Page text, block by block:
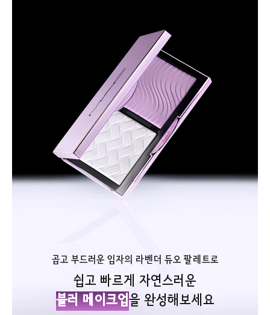
곱고 부드러운 입자의 라벤더 듀오 팔레트로
쉽고 빠르게 자연스러운
블러 메이크업을 완성해보세요